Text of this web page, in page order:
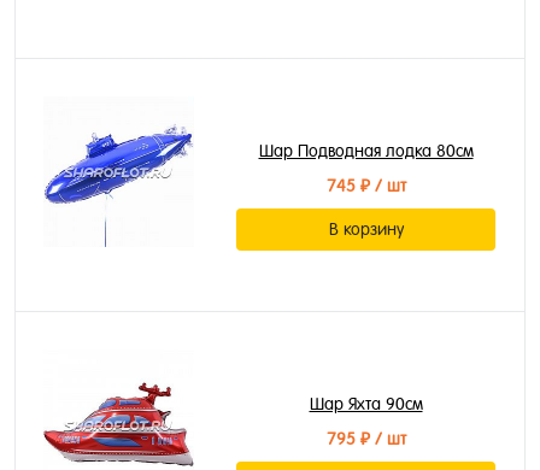
Шар Подводная лодка 80см
745 ₽/ шт
В корзину
Шар Яхта 90см
795 ₽/ шт